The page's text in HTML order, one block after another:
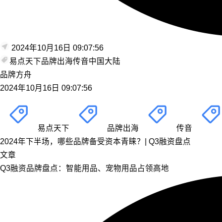
2024年10月16日 09:07:56
易点天下品牌出海传音中国大陆
品牌方舟
2024年10月16日 09:07:56
易点天下 品牌出海
传音
2024年下半场，哪些品牌备受资本青睐？| Q3融资盘点
文章
Q3融资品牌盘点：智能用品、宠物用品占领高地